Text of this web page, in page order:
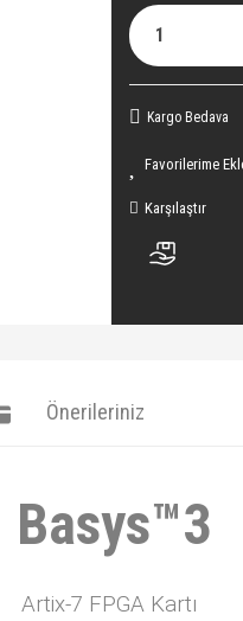
Kargo Bedava
Karşılaştır
Önerileriniz
Basys™3
Artix-7 FPGA Kartı